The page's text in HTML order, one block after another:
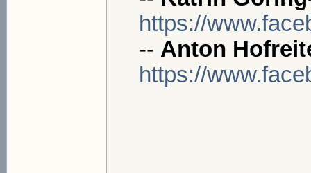
https://
-- Anton
https://